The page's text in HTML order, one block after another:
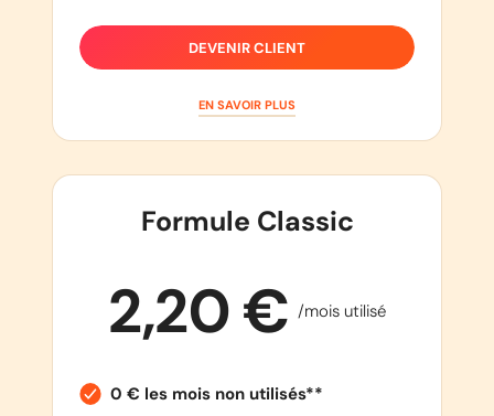
DEVENIR CLIENT
EN SAVOIR PLUS
Formule Classic
2,20 € /mois utilisé
0 € les mois non utilisés**